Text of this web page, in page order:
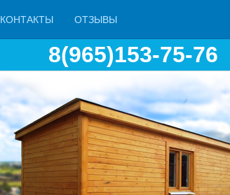
КОНТАКТЫ ОТЗЫВЫ
8(965)153-75-76